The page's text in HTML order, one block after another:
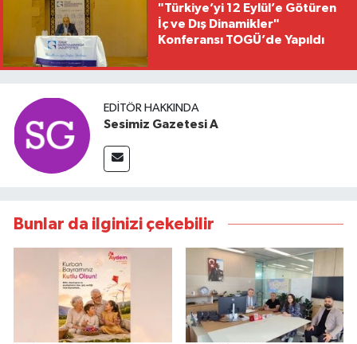
"Türkiye’yi 12 Eylül’e Götüren
İç ve Dış Dinamikler"
Konferansı TOGÜ’de Yapıldı
EDITÖR HAKKINDA
Sesimiz Gazetesi A
Bunlar da ilginizi çekebilir